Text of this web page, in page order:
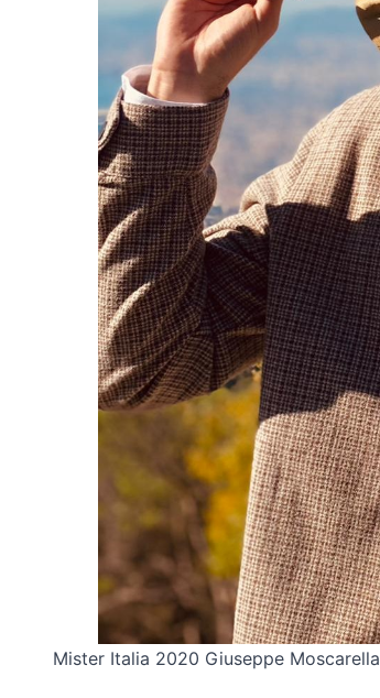
Mister Italia 2020 Giuseppe